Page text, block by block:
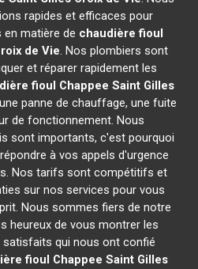
rapides et efficaces pour
matière de chaudière fioul
de Vie. Nos plombiers sont
et réparer rapidement les
fioul Chappee Saint Gilles
panne de chauffage, une fuite
de fonctionnement. Nous
sont importants, c'est pourquoi
à vos appels d'urgence
Nos tarifs sont compétitifs et
sur nos services pour vous
Nous sommes fiers de notre
heureux de vous montrer les
satisfaits qui nous ont confié
fioul Chappee Saint Gilles